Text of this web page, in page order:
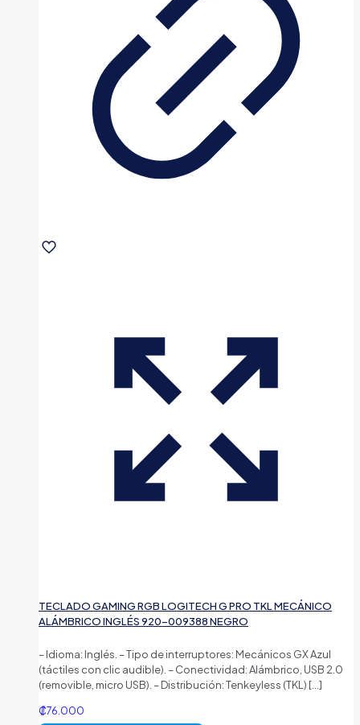
TECLADO GAMING RGB LOGITECH G PRO TKL MECÁNICO
ALÁMBRICO INGLÉS 920-009388 NEGRO
– Idioma: Inglés. – Tipo de interruptores: Mecánicos GX Azul
(táctiles con clic audible). – Conectividad: Alámbrico, USB 2.0
(removible, micro USB). – Distribución: Tenkeyless (TKL) […]
₡76.000